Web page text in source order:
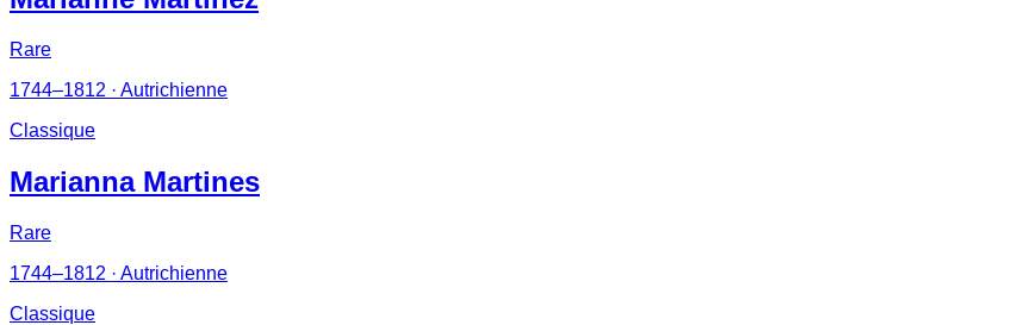
Rare
1744–1812 · Autrichienne
Classique
Marianna Martines
Rare
1744–1812 · Autrichienne
Classique